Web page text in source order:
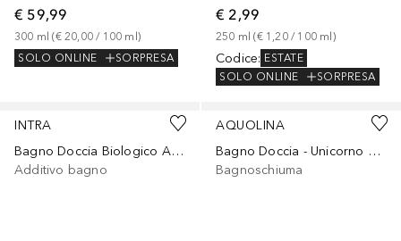
€ 59,99
300 ml (€ 20,00 / 100 ml)
SOLO ONLINE
SORPRESA
€ 2,99
250 ml (€ 1,20 / 100 ml)
Codice: ESTATE
SOLO ONLINE
SORPRESA
INTRA
Bagno Doccia Biologico Argan & Jojoba Emolliente
Additivo bagno
AQUOLINA
Bagno Doccia - Unicorno Zuccheroso
Bagnoschiuma